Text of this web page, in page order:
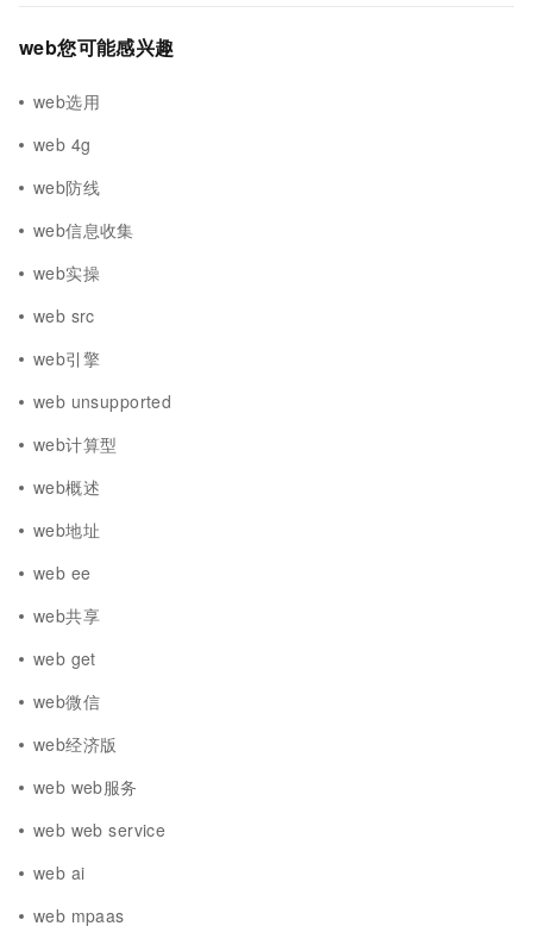
web您可能感兴趣
web选用
web 4g
web防线
web信息收集
web实操
web src
web引擎
web unsupported
web计算型
web概述
web地址
web ee
web共享
web get
web微信
web经济版
web web服务
web web service
web ai
web mpaas